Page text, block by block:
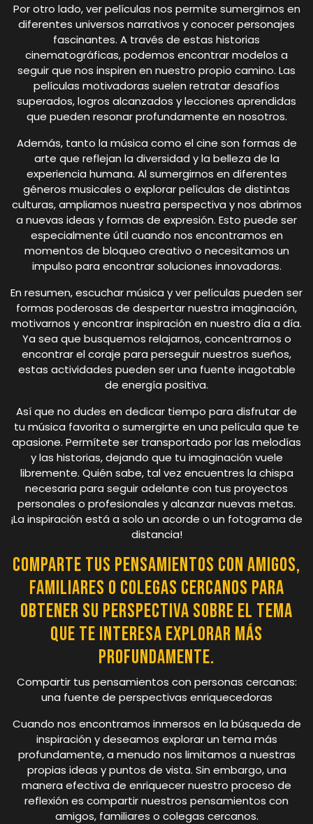
Por otro lado, ver películas nos permite sumergirnos en
diferentes universos narrativos y conocer personajes
fascinantes. A través de estas historias
cinematográficas, podemos encontrar modelos a
seguir que nos inspiren en nuestro propio camino. Las
películas motivadoras suelen retratar desafíos
superados, logros alcanzados y lecciones aprendidas
que pueden resonar profundamente en nosotros.
Además, tanto la música como el cine son formas de
arte que reflejan la diversidad y la belleza de la
experiencia humana. Al sumergirnos en diferentes
géneros musicales o explorar películas de distintas
culturas, ampliamos nuestra perspectiva y nos abrimos
a nuevas ideas y formas de expresión. Esto puede ser
especialmente útil cuando nos encontramos en
momentos de bloqueo creativo o necesitamos un
impulso para encontrar soluciones innovadoras.
En resumen, escuchar música y ver películas pueden ser
formas poderosas de despertar nuestra imaginación,
motivarnos y encontrar inspiración en nuestro día a día.
Ya sea que busquemos relajarnos, concentrarnos o
encontrar el coraje para perseguir nuestros sueños,
estas actividades pueden ser una fuente inagotable
de energía positiva.
Así que no dudes en dedicar tiempo para disfrutar de
tu música favorita o sumergirte en una película que te
apasione. Permítete ser transportado por las melodías
y las historias, dejando que tu imaginación vuele
libremente. Quién sabe, tal vez encuentres la chispa
necesaria para seguir adelante con tus proyectos
personales o profesionales y alcanzar nuevas metas.
¡La inspiración está a solo un acorde o un fotograma de
distancia!
Comparte tus pensamientos con amigos,
familiares o colegas cercanos para
obtener su perspectiva sobre el tema
que te interesa explorar más
profundamente.
Compartir tus pensamientos con personas cercanas:
una fuente de perspectivas enriquecedoras
Cuando nos encontramos inmersos en la búsqueda de
inspiración y deseamos explorar un tema más
profundamente, a menudo nos limitamos a nuestras
propias ideas y puntos de vista. Sin embargo, una
manera efectiva de enriquecer nuestro proceso de
reflexión es compartir nuestros pensamientos con
amigos, familiares o colegas cercanos.